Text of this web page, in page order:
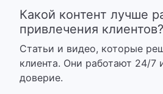
Какой контент лучше
привлечения клиентов?
Статьи и видео, которые
клиента. Они работают 24/7
доверие.